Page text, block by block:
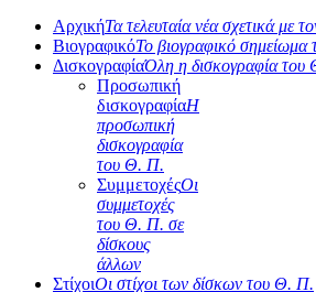
ΑρχικήΤα τελευταία νέα σχετικά με
ΒιογραφικόΤο βιογραφικό
ΔισκογραφίαΌλη η δισκογραφία
Προσωπική
δισκογραφίαΗ
προσωπική
δισκογραφία
του Θ. Π.
ΣυμμετοχέςΟι
συμμετοχές
του Θ. Π. σε
δίσκους
άλλων
ΣτίχοιΟι στίχοι των δίσκων του Θ. Π.